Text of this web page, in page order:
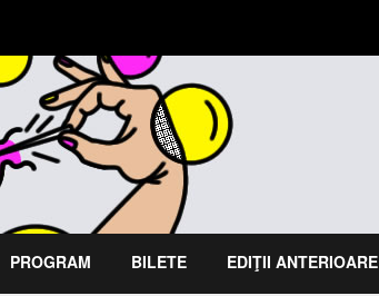
PROGRAM BILETE EDIŢII ANTERIOARE